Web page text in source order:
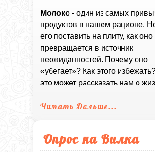
Молоко - один из самых
продуктов в нашем рационе.
его поставить на плиту, как оно
превращается в источник
неожиданностей. Почему оно
«убегает»? Как этого
это может рассказать нам о
Читать Дальше...
Опрос на Вилка